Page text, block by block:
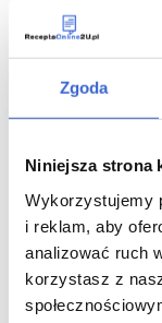
Zgoda
Niniejsza strona
Wykorzystujemy
i reklam, aby
analizować ruch
korzystasz z
Ciąża,
płodność
Jeśli pacjentka
przypuszcza że
farmaceuty
Witamina A
uszkadzać płód.
Zobacz